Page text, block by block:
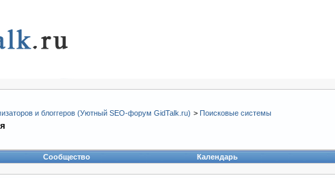
и блоггеров (Уютный SEO-форум GidTalk.ru) > Поисковые системы
Сообщество Календарь